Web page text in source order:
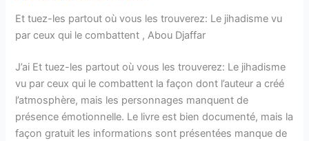
Et tuez-les partout où vous les trouverez: Le jihadisme vu
par ceux qui le combattent , Abou Djaffar
J’ai Et tuez-les partout où vous les trouverez: Le jihadisme
vu par ceux qui le combattent la façon dont l’auteur a créé
l’atmosphère, mais les personnages manquent de
présence émotionnelle. Le livre est bien documenté, mais la
façon gratuit les informations sont présentées manque de